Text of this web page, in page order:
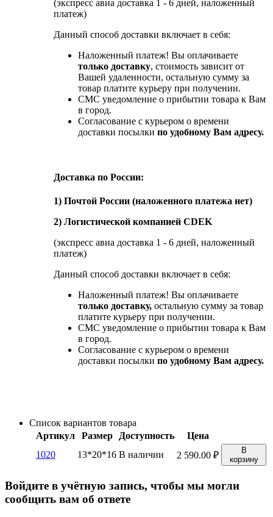
(экспресс авиа доставка 1 - 6 дней, наложенный
платеж)
Данный способ доставки включает в себя:
Наложенный платеж! Вы оплачиваете
только доставку, стоимость зависит от
Вашей удаленности, остальную сумму за
товар платите курьеру при получении.
СМС уведомление о прибытии товара к Вам
в город.
Согласование с курьером о времени
доставки посылки по удобному Вам адресу.
Доставка по России:
1) Почтой России (наложенного платежа нет)
2) Логистической компанией CDEK
(экспресс авиа доставка 1 - 6 дней, наложенный
платеж)
Данный способ доставки включает в себя:
Наложенный платеж! Вы оплачиваете
только доставку, остальную сумму за товар
платите курьеру при получении.
СМС уведомление о прибытии товара к Вам
в город.
Согласование с курьером о времени
доставки посылки по удобному Вам адресу.
Список вариантов товара
Артикул
Размер Доступность
Цена
1020
13*20*16 В наличии 2 590.00 ₽
В
корзину
Войдите в учётную запись, чтобы мы могли
сообщить вам об ответе